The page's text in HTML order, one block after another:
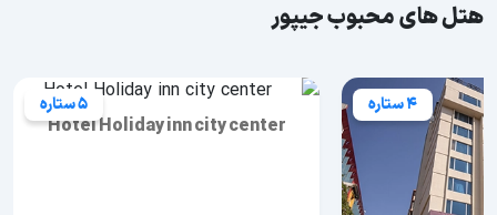
هتل های محبوب جیپور
4 ستاره 5 ستاره
Hotel Holiday inn city center